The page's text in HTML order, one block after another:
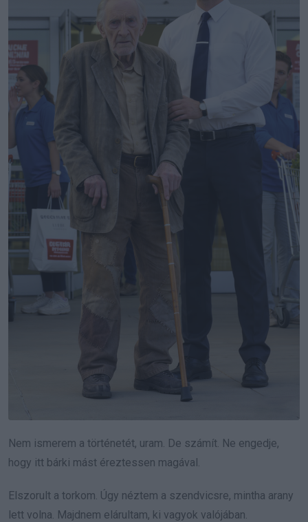
Nem ismerem a történetét, uram. De számít. Ne engedje,
hogy itt bárki mást éreztessen magával.
Elszorult a torkom. Úgy néztem a szendvicsre, mintha arany
lett volna. Majdnem elárultam, ki vagyok valójában.